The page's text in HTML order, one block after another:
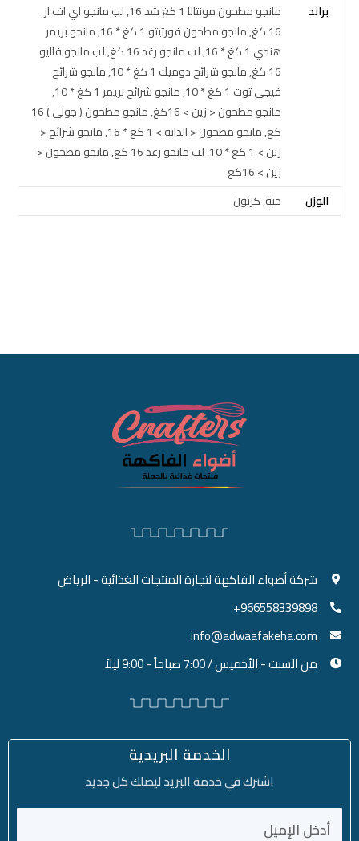
براند
مانجو مطحون مونتانا 1 كغ شد 16, لب مانجو اي اف ار
16 كغ, مانجو مطحون فورتيتو 1 كغ * 16, مانجو بريمر
هندي 1 كغ * 16, لب مانجو رغد 16 كغ, لب مانجو فاليو
16 كغ, مانجو شرائح دوميك 1 كغ * 10, مانجو شرائح
فيجي توت 1 كغ * 10, مانجو شرائح بريمر 1 كغ * 10,
مانجو مطحون < زين > 16كغ, مانجو مطحون ( جولي ) 16
كغ, مانجو مطحون < الدانة > 1 كغ * 16, مانجو شرائح <
زين > 1 كغ * 10, لب مانجو رغد 16 كغ, مانجو مطحون <
زين > 16كغ
الوزن
حبة, كرتون
شركة أضواء الفاكهة لتجارة المنتجات الغذائية - الرياض
966558339898+
info@adwaafakeha.com
من السبت - الأخميس / 7:00 صباحاً - 9:00 ليلاً
الخدمة البريدية
اشترك في خدمة البريد ليصلك كل جديد